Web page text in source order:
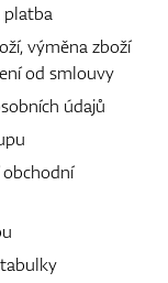
platba
výměna zboží
od smlouvy
údajů